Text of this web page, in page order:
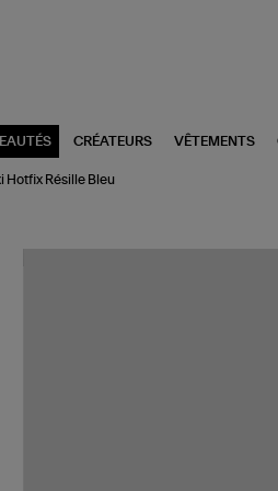
CRÉATEURS VÊTEMENTS
Hotfix Résille Bleu